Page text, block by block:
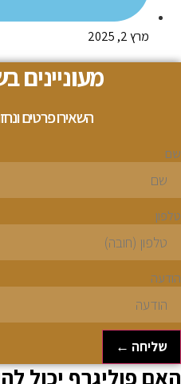
מרץ 2, 2025
מעוניינים
השאירו פרטים
שליחה ←
פוליגרף יכול